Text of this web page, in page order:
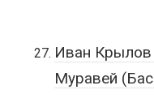
Иван Крылов
Муравей